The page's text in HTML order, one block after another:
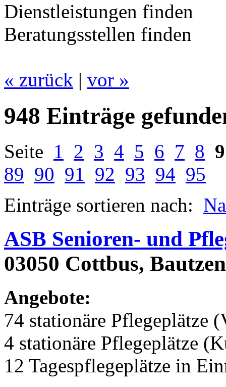
Dienstleistungen finden
Beratungsstellen finden
« zurück | vor »
948 Einträge
Seite 1 2 3 4 5 6 7 8 9
89 90 91 92 93 94 95
Einträge sortieren nach:
ASB Senioren- und
03050 Cottbus,
Angebote:
74 stationäre Pflegeplätze
4 stationäre Pflegeplätze
12 Tagespflegeplätze in